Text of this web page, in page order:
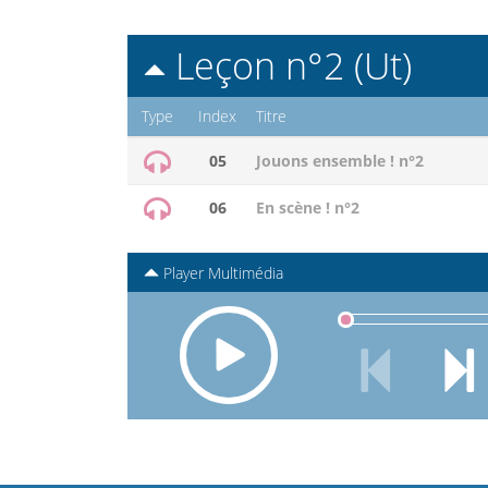
Leçon n°2 (Ut)
Type Index Titre
05 Jouons ensemble ! n°2
06 En scène ! n°2
Player Multimédia